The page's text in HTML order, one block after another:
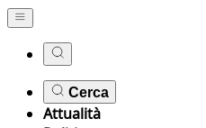
Cerca
Attualità